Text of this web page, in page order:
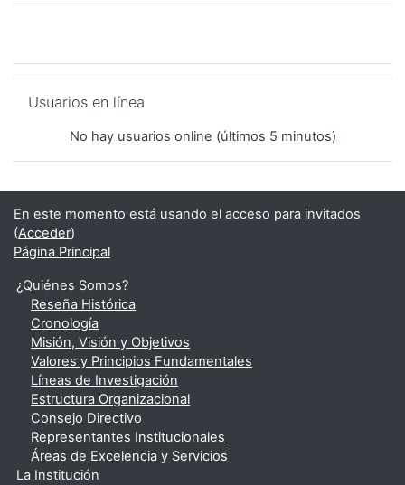
Usuarios en línea
No hay usuarios online (últimos 5 minutos)
En este momento está usando el acceso para invitados
(Acceder)
Página Principal
¿Quiénes Somos?
Reseña Histórica
Cronología
Misión, Visión y Objetivos
Valores y Principios Fundamentales
Líneas de Investigación
Estructura Organizacional
Consejo Directivo
Representantes Institucionales
Áreas de Excelencia y Servicios
La Institución